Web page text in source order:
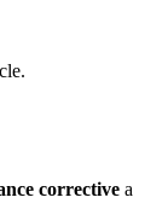
.
corrective a